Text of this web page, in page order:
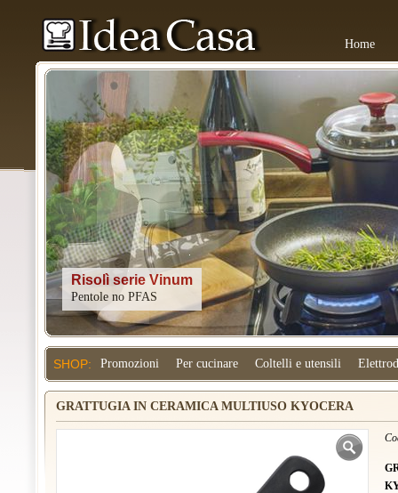
Home
Kitchenaid
SHOP: Promozioni Per cucinare Coltelli e utensili
GRATTUGIA IN CERAMICA MULTIUSO KYOCERA